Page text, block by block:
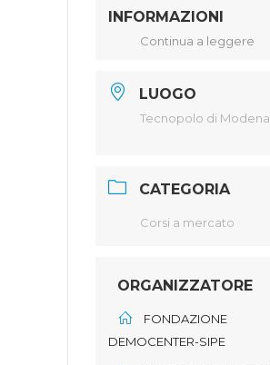
INFORMAZIONI
Continua a leggere
LUOGO
Tecnopolo di Modena
CATEGORIA
Corsi a mercato
ORGANIZZATORE
FONDAZIONE
DEMOCENTER-SIPE